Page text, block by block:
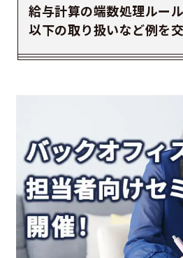
給与計算の端数処理ルー
以下の取り扱いなど例を